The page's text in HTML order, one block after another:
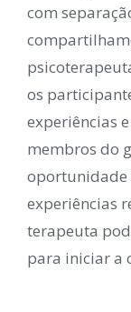
com
os
experiências
membros do
oportunidade
experiências
terapeuta
para iniciar a